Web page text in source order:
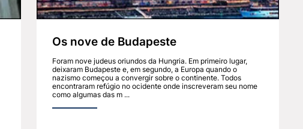
Os nove de Budapeste
Foram nove judeus oriundos da Hungria. Em primeiro lugar,
deixaram Budapeste e, em segundo, a Europa quando o
nazismo começou a convergir sobre o continente. Todos
encontraram refúgio no ocidente onde inscreveram seu nome
como algumas das m ...